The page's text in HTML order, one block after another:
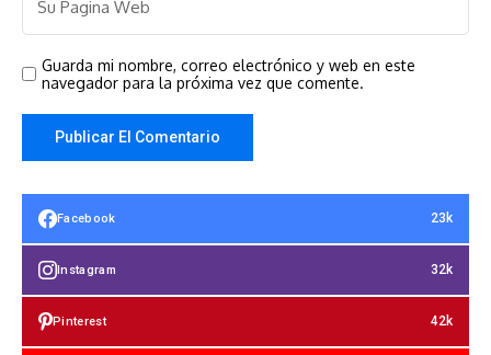
Guarda mi nombre, correo electrónico y web en este
navegador para la próxima vez que comente.
Facebook 23k
Instagram 32k
Pinterest 42k